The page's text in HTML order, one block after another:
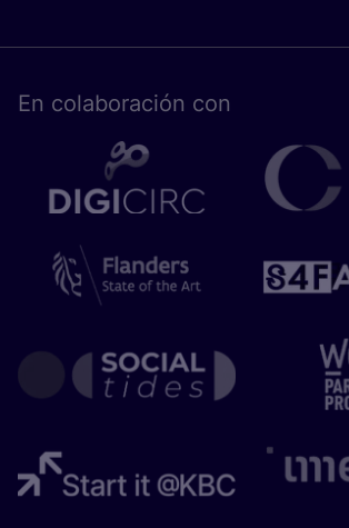
En cola­bo­ra­ción con